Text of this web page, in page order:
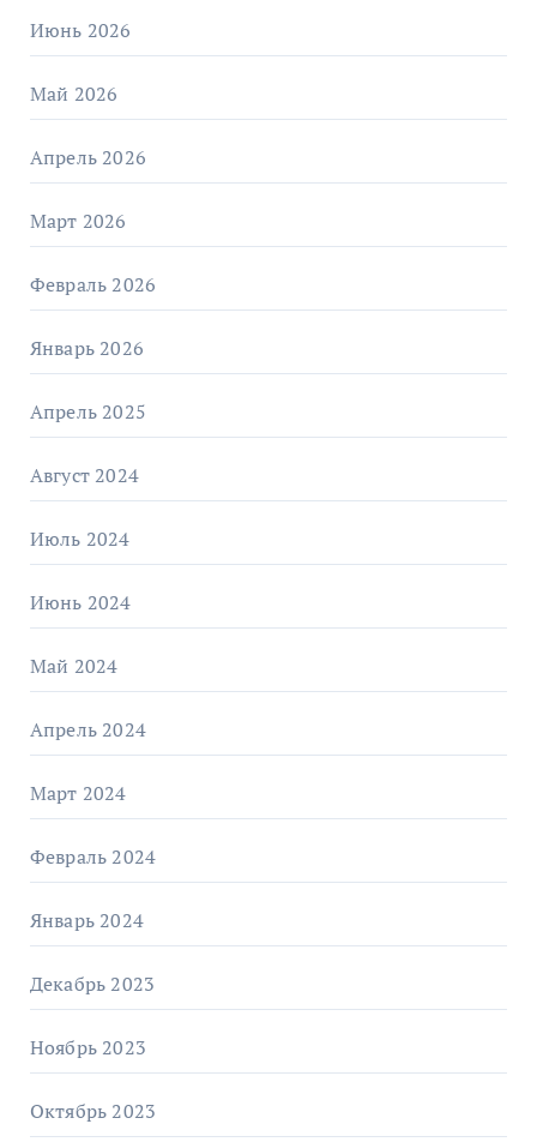
Июнь 2026
Май 2026
Апрель 2026
Март 2026
Февраль 2026
Январь 2026
Апрель 2025
Август 2024
Июль 2024
Июнь 2024
Май 2024
Апрель 2024
Март 2024
Февраль 2024
Январь 2024
Декабрь 2023
Ноябрь 2023
Октябрь 2023